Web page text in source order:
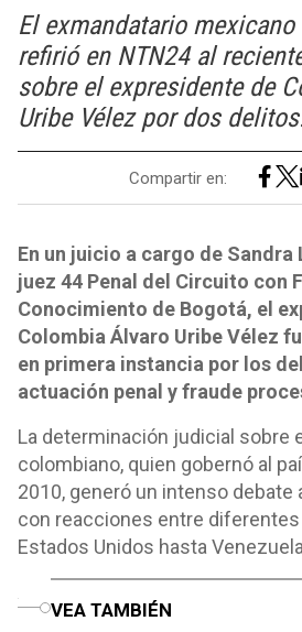
El exmandatario
refirió en NTN24 al
sobre el expresidente de
Uribe Vélez por dos
Compartir en:
En un juicio a cargo de Sandra
juez 44 Penal del Circuito con
Conocimiento de Bogotá, el
Colombia Álvaro Uribe Vélez
en primera instancia por los
actuación penal y fraude
La determinación judicial sobre
colombiano, quien gobernó al
2010, generó un intenso debate
con reacciones entre
Estados Unidos hasta
VEA TAMBIÉN